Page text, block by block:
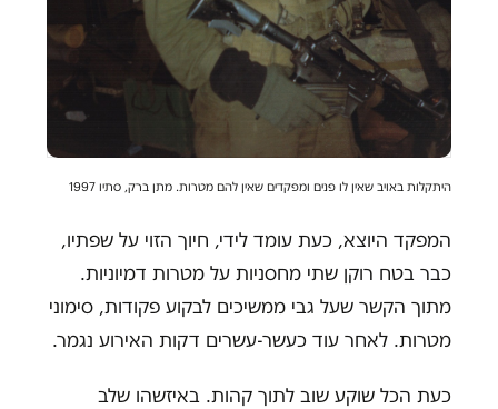
היתקלות באויב שאין לו פנים ומפקדים שאין להם מטרות. מתן ברק, סתיו 1997
המפקד היוצא, כעת עומד לידי, חיוך הזוי על שפתיו,
כבר בטח רוקן שתי מחסניות על מטרות דמיוניות.
מתוך הקשר שעל גבי ממשיכים לבקוע פקודות, סימוני
מטרות. לאחר עוד כעשר-עשרים דקות האירוע נגמר.
כעת הכל שוקע שוב לתוך קהות. באיזשהו שלב